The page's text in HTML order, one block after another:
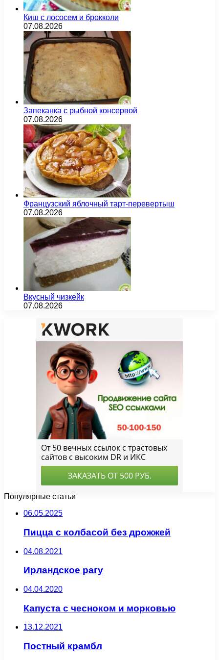
Киш с лососем и брокколи
07.08.2026
Запеканка с рыбной консервой
07.08.2026
Французский яблочный тарт-перевертыш
07.08.2026
Вкусный чизкейк
07.08.2026
Популярные статьи
06.05.2025
Пицца с колбасой без дрожжей
04.08.2021
Ирландское рагу
04.04.2020
Капуста с чесноком и морковью
13.12.2021
Постный крамбл